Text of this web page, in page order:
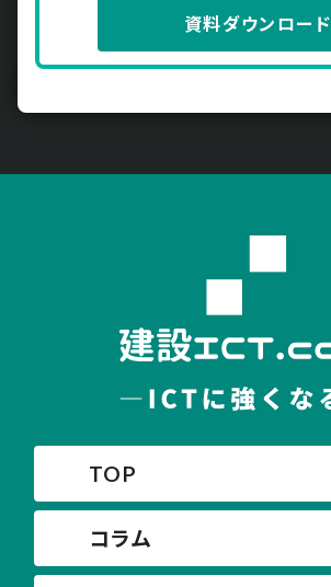
資料ダウンロード
TOP
コラム